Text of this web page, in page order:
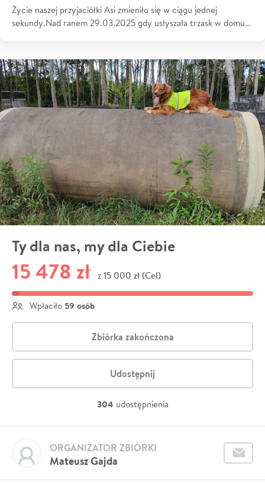
Życie naszej przyjaciółki Asi zmieniło się w ciągu jednej
sekundy.Nad ranem 29.03.2025 gdy usłyszała trzask w domu…
Ty dla nas, my dla Ciebie
15 478 zł z 15 000 zł (Cel)
Wpłaciło 59 osób
Zbiórka zakończona
Udostępnij
304 udostępnienia
Mateusz Gajda
ORGANIZATOR ZBIÓRKI